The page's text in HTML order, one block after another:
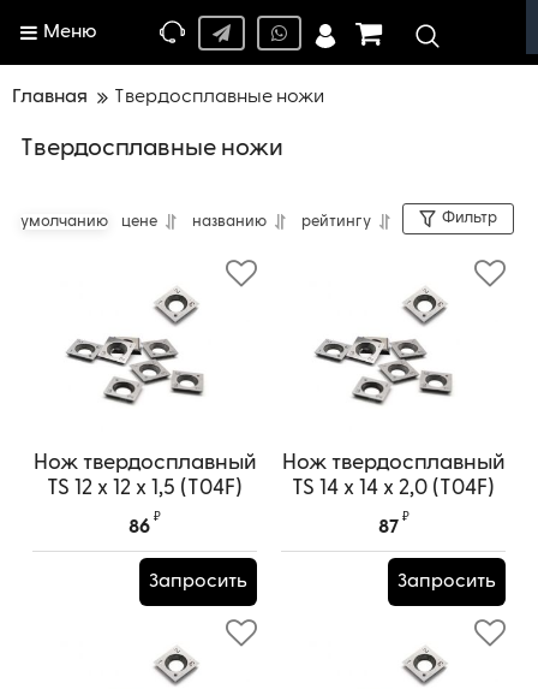
Меню
Главная Твердосплавные ножи
Твердосплавные ножи
умолчанию цене названию рейтингу Фильтр
Нож твердосплавный
TS 12 х 12 х 1,5 (T04F)
универсальный
86
₽
Запросить
Нож твердосплавный
TS 14 х 14 х 2,0 (T04F)
универсальный
87
₽
Запросить